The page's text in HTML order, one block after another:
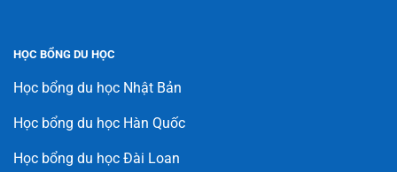
HỌC BỔNG DU HỌC
Học bổng du học Nhật Bản
Học bổng du học Hàn Quốc
Học bổng du học Đài Loan